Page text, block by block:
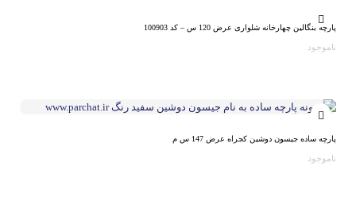
پارچه بنگالین چهارخانه شلواری عرض 120 س – کد 100903
ناموجود
پارچه ساده جیسون دوشین کجراه عرض 147 س م
ناموجود